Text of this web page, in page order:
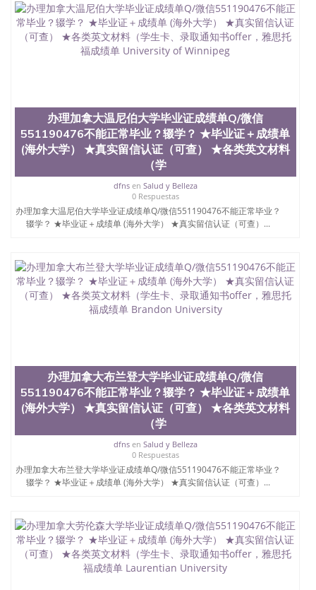
State University）圣何塞州立大学（San Jose State
University）圣何塞州立大学（San Jose State
University）圣何塞州立大学（San Jose State
University）圣何塞州立大学（San Jose State
University）圣何塞州立大学学位证（San Jose State
University）圣何塞州立大学（San Jose State
University）圣何塞州立大学（San Jose State
University）圣何塞州立大学（San Jose State
University）圣何塞州立大学学位证（San Jose State
University）圣何塞州立大学学位证（San Jose State
University）圣何塞州立大学结业证（San Jose State
University）圣何塞州立大学结业证（San Jose State
University）圣何塞州立大学结业证（San Jose State
University）圣何塞州立大学学位证（San Jose State
State University）圣何塞州立大学学历证书（San
Jose State University）圣何塞州立大学学历证书
（San Jose State University）澳洲读书未毕业找人做
文凭学位qq微信551190476澳洲读CQU中央昆士兰大
学学历 绩单购买学位证书/澳洲读本科硕士做文凭/购
昆士兰大学学历成绩单购买学位证书/澳洲读本科硕
士做文凭/购买澳洲大学毕业证成绩单假文凭学历办
理加拿大尼皮辛大学毕业证成绩单Q/微信551190476
不能正常毕业？辍学？ ★毕业证＋成绩单 (海外大
学） ★真实留信认证（可查） ★各类英文材料（学
生卡、录取通知书offer，雅思托福成绩单 Nipissing
办理加拿大温尼伯大学毕业证成绩单Q/微信
551190476不能正常毕业？辍学？ ★毕业证＋成绩单
(海外大学） ★真实留信认证（可查） ★各类英文材料
（学
dfnsen Salud y Belleza
0 Respuestas
办理加拿大温尼伯大学毕业证成绩单Q/微信551190476不能正常毕业？
辍学？ ★毕业证＋成绩单 (海外大学） ★真实留信认证（可查）...
办理加拿大布兰登大学毕业证成绩单Q/微信
551190476不能正常毕业？辍学？ ★毕业证＋成绩单
(海外大学） ★真实留信认证（可查） ★各类英文材料
（学
dfnsen Salud y Belleza
0 Respuestas
办理加拿大布兰登大学毕业证成绩单Q/微信551190476不能正常毕业？
辍学？ ★毕业证＋成绩单 (海外大学） ★真实留信认证（可查）...